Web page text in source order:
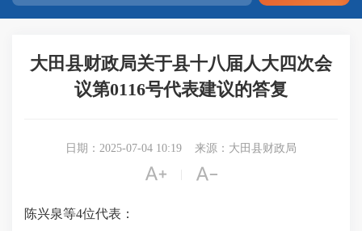
大田县财政局关于县十八届人大四次会
议第0116号代表建议的答复
日期：2025-07-04 10:19 来源：大田县财政局
 
陈兴泉等4位代表：